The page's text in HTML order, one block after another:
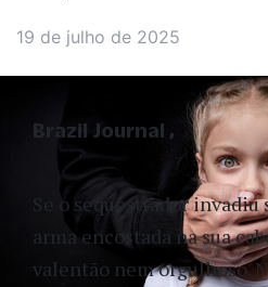
19 de julho de 2025
Se o sequestrador invadiu
arma encostada na sua
valentão nem orgulhoso.
Brazil Journal